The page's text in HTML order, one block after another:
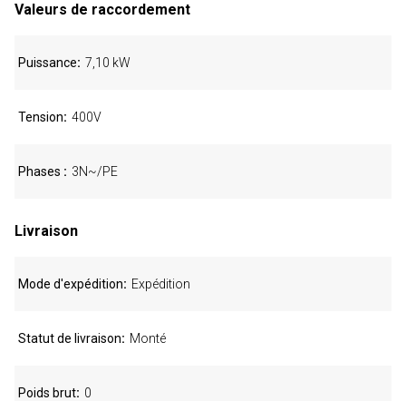
Valeurs de raccordement
Puissance 7,10 kW
Tension 400V
Phases 3N~/PE
Livraison
Mode d'expédition Expédition
Statut de livraison Monté
Poids brut 0